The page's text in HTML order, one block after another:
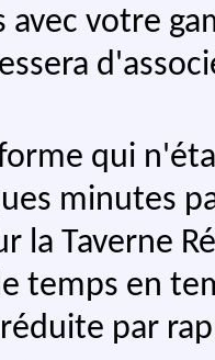
avec votre
qui
minutes
la Taverne
temps en
par